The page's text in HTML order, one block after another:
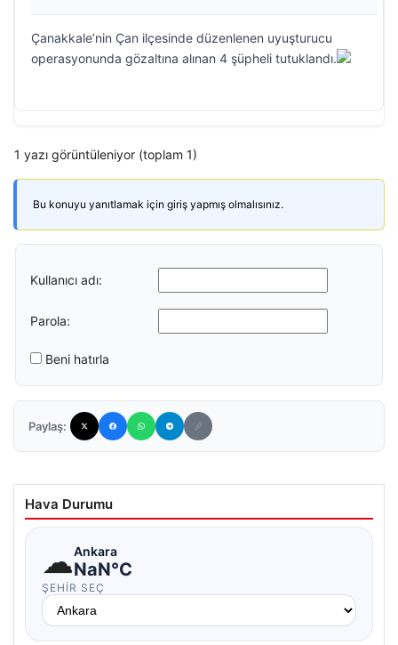
Çanakkale’nin Çan ilçesinde düzenlenen uyuşturucu
operasyonunda gözaltına alınan 4 şüpheli tutuklandı.
1 yazı görüntüleniyor (toplam 1)
Bu konuyu yanıtlamak için giriş yapmış olmalısınız.
Kullanıcı adı:
Parola:
Beni hatırla
Paylaş:
Hava Durumu
☁Ankara
NaN°C
ŞEHIR SEÇ